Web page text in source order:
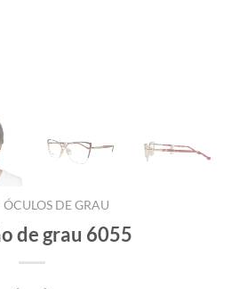
ÓCULOS DE GRAU
de grau 6055